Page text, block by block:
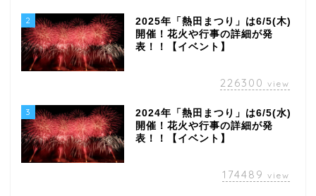
2
2025年「熱田まつり」は6/5(木)
開催！花火や行事の詳細が発
表！！【イベント】
226300 view
3
2024年「熱田まつり」は6/5(水)
開催！花火や行事の詳細が発
表！！【イベント】
174489 view